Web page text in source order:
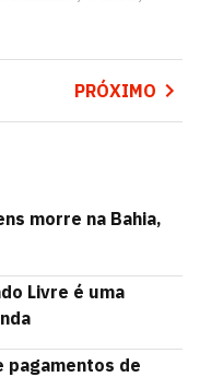
PRÓXIMO
morre na Bahia,
Livre é uma
pagamentos de